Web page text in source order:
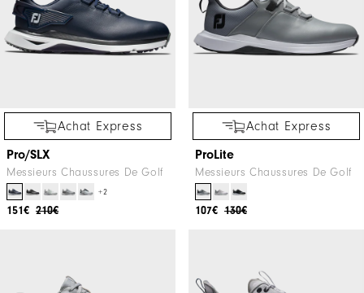
Achat Express
Pro/SLX
Messieurs Chaussures De Golf
+2
210€
151€
Achat Express
ProLite
Messieurs Chaussures De Golf
130€
107€